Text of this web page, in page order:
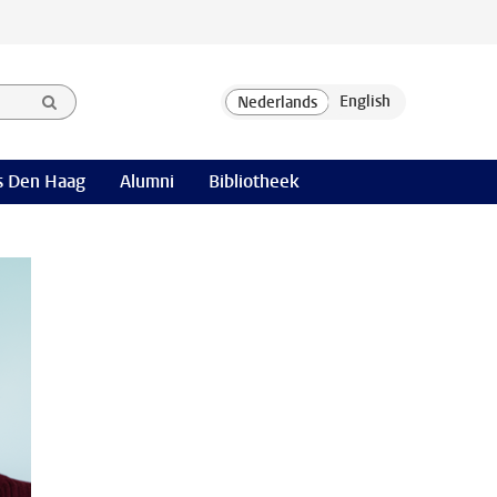
Den Haag Alumni Bibliotheek